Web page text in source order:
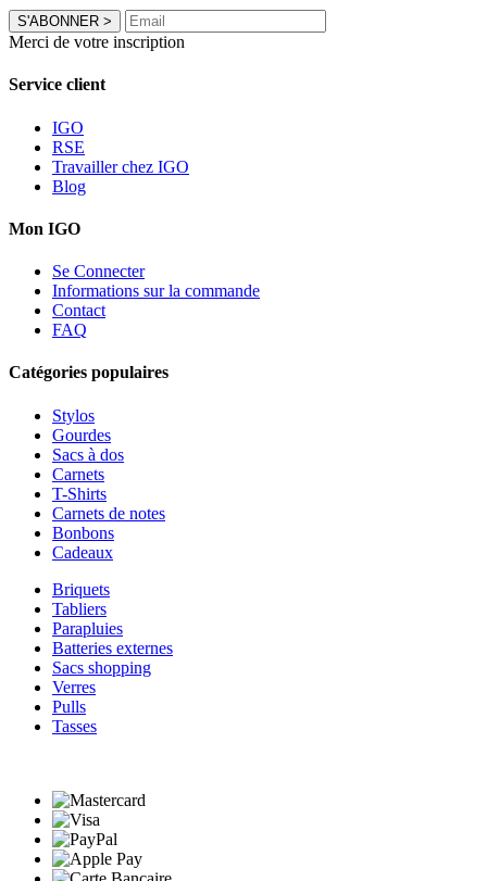
S'ABONNER >
Merci de votre inscription
Service client
IGO
RSE
Travailler chez IGO
Blog
Mon IGO
Se Connecter
Informations sur la commande
Contact
FAQ
Catégories populaires
Stylos
Gourdes
Sacs à dos
Carnets
T-Shirts
Carnets de notes
Bonbons
Cadeaux
Briquets
Tabliers
Parapluies
Batteries externes
Sacs shopping
Verres
Pulls
Tasses